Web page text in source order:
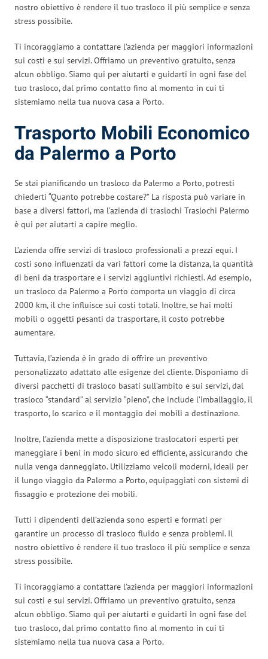
nostro obiettivo è rendere il tuo trasloco il più semplice e senza
stress possibile.
Ti incoraggiamo a contattare l’azienda per maggiori informazioni
sui costi e sui servizi. Offriamo un preventivo gratuito, senza
alcun obbligo. Siamo qui per aiutarti e guidarti in ogni fase del
tuo trasloco, dal primo contatto fino al momento in cui ti
sistemiamo nella tua nuova casa a Porto.
Trasporto Mobili Economico
da Palermo a Porto
Se stai pianificando un trasloco da Palermo a Porto, potresti
chiederti “Quanto potrebbe costare?” La risposta può variare in
base a diversi fattori, ma l’azienda di traslochi Traslochi Palermo
è qui per aiutarti a capire meglio.
L’azienda offre servizi di trasloco professionali a prezzi equi. I
costi sono influenzati da vari fattori come la distanza, la quantità
di beni da trasportare e i servizi aggiuntivi richiesti. Ad esempio,
un trasloco da Palermo a Porto comporta un viaggio di circa
2000 km, il che influisce sui costi totali. Inoltre, se hai molti
mobili o oggetti pesanti da trasportare, il costo potrebbe
aumentare.
Tuttavia, l’azienda è in grado di offrire un preventivo
personalizzato adattato alle esigenze del cliente. Disponiamo di
diversi pacchetti di trasloco basati sull’ambito e sui servizi, dal
trasloco “standard” al servizio “pieno”, che include l’imballaggio, il
trasporto, lo scarico e il montaggio dei mobili a destinazione.
Inoltre, l’azienda mette a disposizione traslocatori esperti per
maneggiare i beni in modo sicuro ed efficiente, assicurando che
nulla venga danneggiato. Utilizziamo veicoli moderni, ideali per
il lungo viaggio da Palermo a Porto, equipaggiati con sistemi di
fissaggio e protezione dei mobili.
Tutti i dipendenti dell’azienda sono esperti e formati per
garantire un processo di trasloco fluido e senza problemi. Il
nostro obiettivo è rendere il tuo trasloco il più semplice e senza
stress possibile.
Ti incoraggiamo a contattare l’azienda per maggiori informazioni
sui costi e sui servizi. Offriamo un preventivo gratuito, senza
alcun obbligo. Siamo qui per aiutarti e guidarti in ogni fase del
tuo trasloco, dal primo contatto fino al momento in cui ti
sistemiamo nella tua nuova casa a Porto.